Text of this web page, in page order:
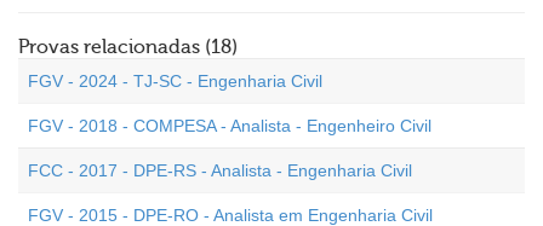
Provas relacionadas (18)
FGV - 2024 - TJ-SC - Engenharia Civil
FGV - 2018 - COMPESA - Analista - Engenheiro Civil
FCC - 2017 - DPE-RS - Analista - Engenharia Civil
FGV - 2015 - DPE-RO - Analista em Engenharia Civil